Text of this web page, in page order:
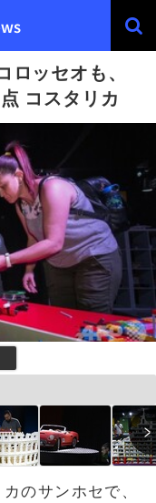
ッセオも、
コスタリカ
のサンホセで、